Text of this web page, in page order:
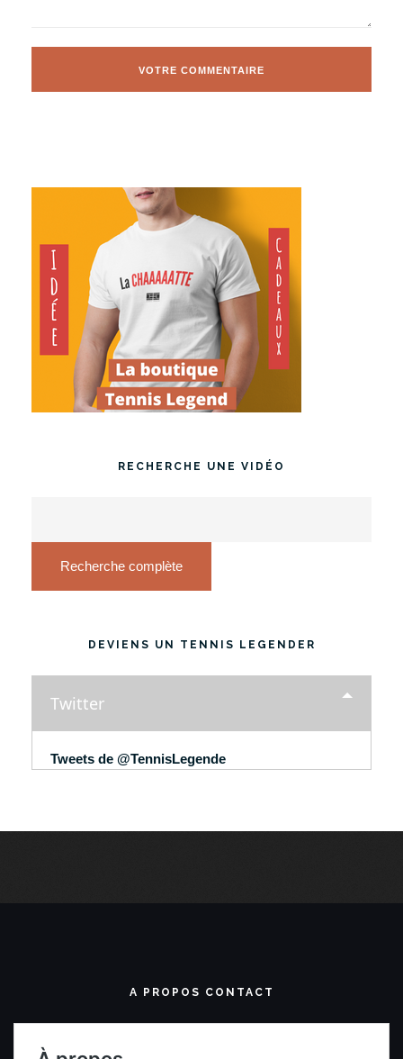
RECHERCHE UNE VIDÉO
Recherche complète
DEVIENS UN TENNIS LEGENDER
Twitter
Tweets de @TennisLegende
A PROPOS CONTACT